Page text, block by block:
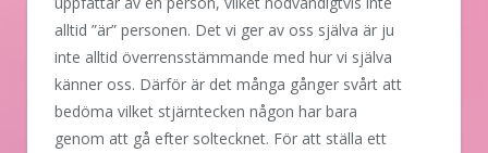
alltid ”är” personen. Det vi ger av oss själva är ju
inte alltid överrensstämmande med hur vi själva
känner oss. Därför är det många gånger svårt att
bedöma vilket stjärntecken någon har bara
genom att gå efter soltecknet. För att ställa ett